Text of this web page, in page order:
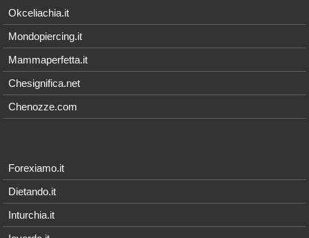
Okceliachia.it
Mondopiercing.it
Mammaperfetta.it
Chesignifica.net
Chenozze.com
Forexiamo.it
Dietando.it
Inturchia.it